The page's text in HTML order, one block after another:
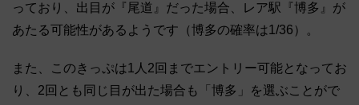
っており、出目が『尾道』だった場合、レア駅『博多』が
あたる可能性があるようです（博多の確率は1/36）。
また、このきっぷは1人2回までエントリー可能となってお
り、2回とも同じ目が出た場合も「博多」を選ぶことがで